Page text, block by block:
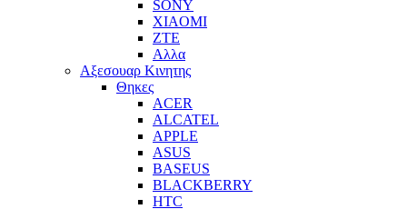
SONY
XIAOMI
ZTE
Αλλα
Αξεσουαρ Κινητης
Θηκες
ACER
ALCATEL
APPLE
ASUS
BASEUS
BLACKBERRY
HTC